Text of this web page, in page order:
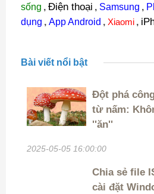
sống , Điện thoại , Samsung ,
dụng , App Android , Xiaomi ,
Bài viết nổi bật
Đột phá
từ nấm:
''ăn''
2025-05-05 16:00:00
Chia sẻ file
cài đặt